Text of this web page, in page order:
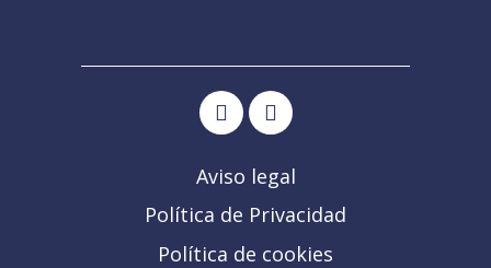
Aviso legal
Política de Privacidad
Política de cookies